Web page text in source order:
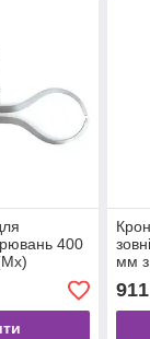
400
мм
911